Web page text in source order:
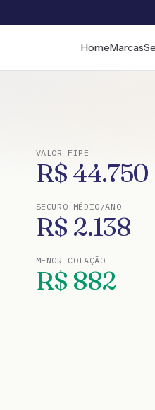
HomeMarcas
VALOR FIPE
R$ 44.750
SEGURO MÉDIO/ANO
R$ 2.138
MENOR COTAÇÃO
R$ 882